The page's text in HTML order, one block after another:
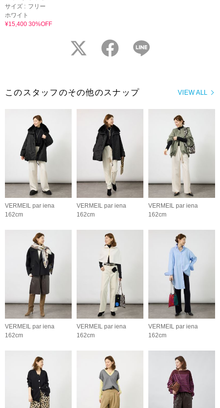
サイズ : フリー
ホワイト
¥15,400 30%OFF
twitter facebook
VIEW ALL
このスタッフのその他のスナップ
VERMEIL par iena
162cm
VERMEIL par iena
162cm
VERMEIL par iena
162cm
VERMEIL par iena
162cm
VERMEIL par iena
162cm
VERMEIL par iena
162cm